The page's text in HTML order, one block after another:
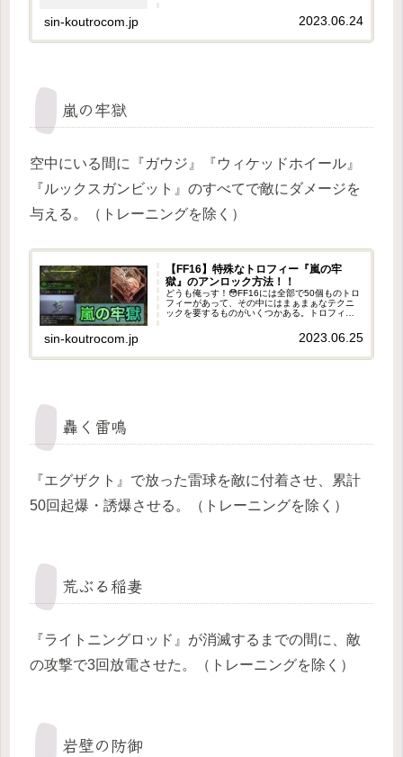
わ！！！というよりもやはりプロデューサーの
吉田さんがすごいんだと思うわ...
sin-koutrocom.jp 2023.06.24
嵐の牢獄
空中にいる間に『ガウジ』『ウィケッドホイール』
『ルックスガンビット』のすべてで敵にダメージを
与える。（トレーニングを除く）
【FF16】特殊なトロフィー『嵐の牢
獄』のアンロック方法！！
どうも俺っす！😳FF16には全部で50個ものトロ
フィーがあって、その中にはまぁまぁなテクニ
ックを要するものがいくつかある。トロフィー
てどうやって取るん？！」なんてものがあるわ
sin-koutrocom.jp 2023.06.25
轟く雷鳴
『エグザクト』で放った雷球を敵に付着させ、累計
50回起爆・誘爆させる。（トレーニングを除く）
荒ぶる稲妻
『ライトニングロッド』が消滅するまでの間に、敵
の攻撃で3回放電させた。（トレーニングを除く）
岩壁の防御